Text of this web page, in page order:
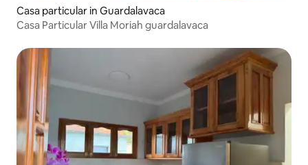
Casa particular in Guardalavaca
Casa Particular Villa Moriah guardalavaca